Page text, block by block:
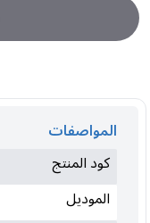
المواصفات
كود المنتج
الموديل